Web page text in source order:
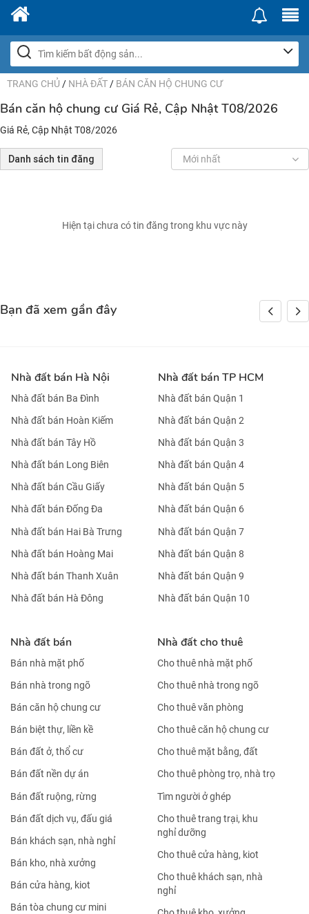
TRANG CHỦ / NHÀ ĐẤT / BÁN CĂN HỘ CHUNG CƯ
Bán căn hộ chung cư Giá Rẻ, Cập Nhật T08/2026
Giá Rẻ, Cập Nhật T08/2026
Danh sách tin đăng Mới nhất
Hiện tại chưa có tin đăng trong khu vực này
Bạn đã xem gần đây
Nhà đất bán Hà Nội
Nhà đất bán Ba Đình
Nhà đất bán Hoàn Kiếm
Nhà đất bán Tây Hồ
Nhà đất bán Long Biên
Nhà đất bán Cầu Giấy
Nhà đất bán Đống Đa
Nhà đất bán Hai Bà Trưng
Nhà đất bán Hoàng Mai
Nhà đất bán Thanh Xuân
Nhà đất bán Hà Đông
Nhà đất bán TP HCM
Nhà đất bán Quận 1
Nhà đất bán Quận 2
Nhà đất bán Quận 3
Nhà đất bán Quận 4
Nhà đất bán Quận 5
Nhà đất bán Quận 6
Nhà đất bán Quận 7
Nhà đất bán Quận 8
Nhà đất bán Quận 9
Nhà đất bán Quận 10
Nhà đất bán
Bán nhà mặt phố
Bán nhà trong ngõ
Bán căn hộ chung cư
Bán biệt thự, liền kề
Bán đất ở, thổ cư
Bán đất nền dự án
Bán đất ruộng, rừng
Bán đất dịch vụ, đấu giá
Bán khách sạn, nhà nghỉ
Bán kho, nhà xưởng
Bán cửa hàng, kiot
Bán tòa chung cư mini
Nhà đất cho thuê
Cho thuê nhà mặt phố
Cho thuê nhà trong ngõ
Cho thuê văn phòng
Cho thuê căn hộ chung cư
Cho thuê mặt bằng, đất
Cho thuê phòng trọ, nhà trọ
Tìm người ở ghép
Cho thuê trang trại, khu
nghỉ dưỡng
Cho thuê cửa hàng, kiot
Cho thuê khách sạn, nhà
nghỉ